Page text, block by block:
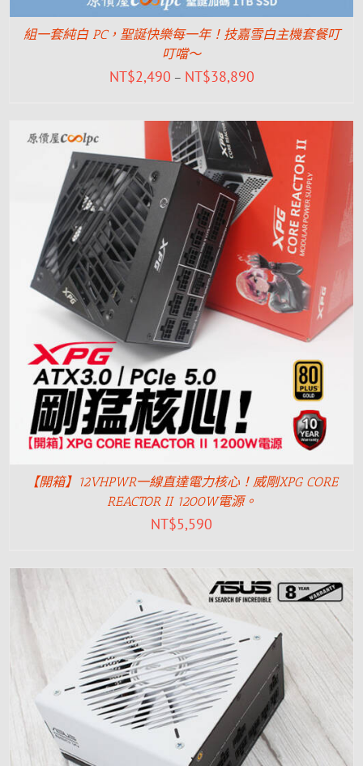
組一套純白 PC，聖誕快樂每一年！技嘉雪白主機套餐叮
叮噹～
NT$2,490 – NT$38,890
【開箱】12VHPWR一線直達電力核心！威剛XPG CORE
REACTOR II 1200W電源。
NT$5,590